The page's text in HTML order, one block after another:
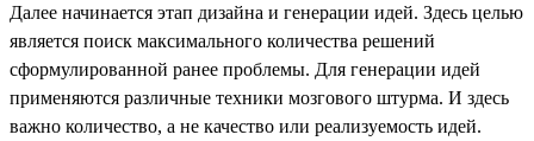
Далее начинается этап дизайна и генерации идей. Здесь целью
является поиск максимального количества решений
сформулированной ранее проблемы. Для генерации идей
применяются различные техники мозгового штурма. И здесь
важно количество, а не качество или реализуемость идей.